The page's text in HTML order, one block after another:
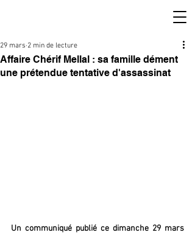
Affaire Chérif Mellal : sa famille dément
une prétendue tentative d'assassinat
29 mars 2 min de lecture
Un communiqué publié ce dimanche 29 mars